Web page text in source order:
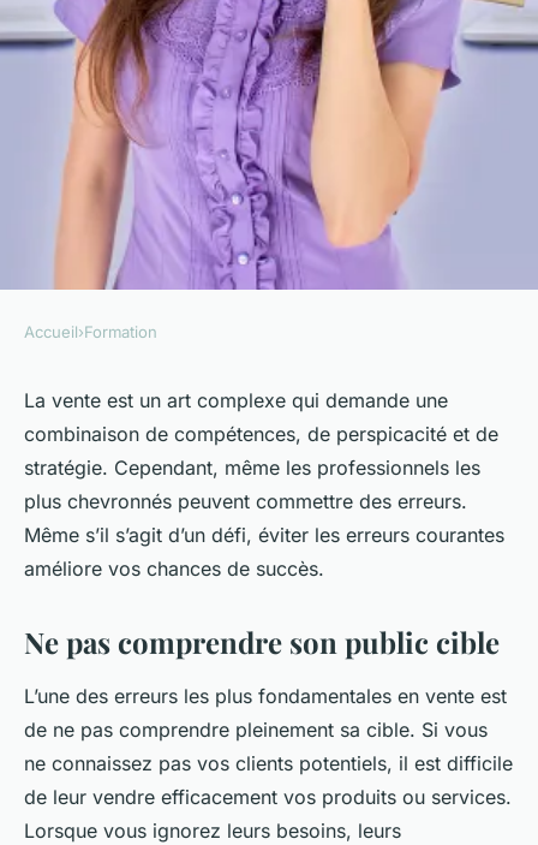
Les erreurs courantes en
vente et les astuces pour les
contourner
Victor• 09/10/2023 06:59•4 min de lecture
Accueil›Formation
La vente est un art complexe qui demande une
combinaison de compétences, de perspicacité et de
stratégie. Cependant, même les professionnels les
plus chevronnés peuvent commettre des erreurs.
Même s’il s’agit d’un défi, éviter les erreurs courantes
améliore vos chances de succès.
Ne pas comprendre son public cible
L’une des erreurs les plus fondamentales en vente est
de ne pas comprendre pleinement sa cible. Si vous
ne connaissez pas vos clients potentiels, il est difficile
de leur vendre efficacement vos produits ou services.
Lorsque vous ignorez leurs besoins, leurs